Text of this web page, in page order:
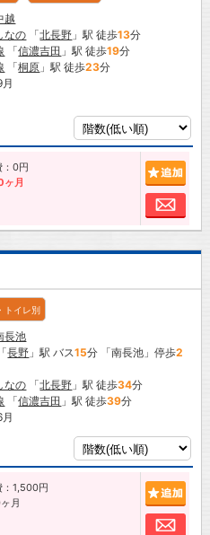
越
なの 「北長野 」駅 徒歩13分
「信濃吉田 」駅 徒歩19分
「桐原 」駅 徒歩23分
：0円
月
お
トイレ別
長池
「長野 」駅 バス15分 「南長池」停歩2
なの 「北長野 」駅 徒歩34分
「信濃吉田 」駅 徒歩39分
1,500円
月
お